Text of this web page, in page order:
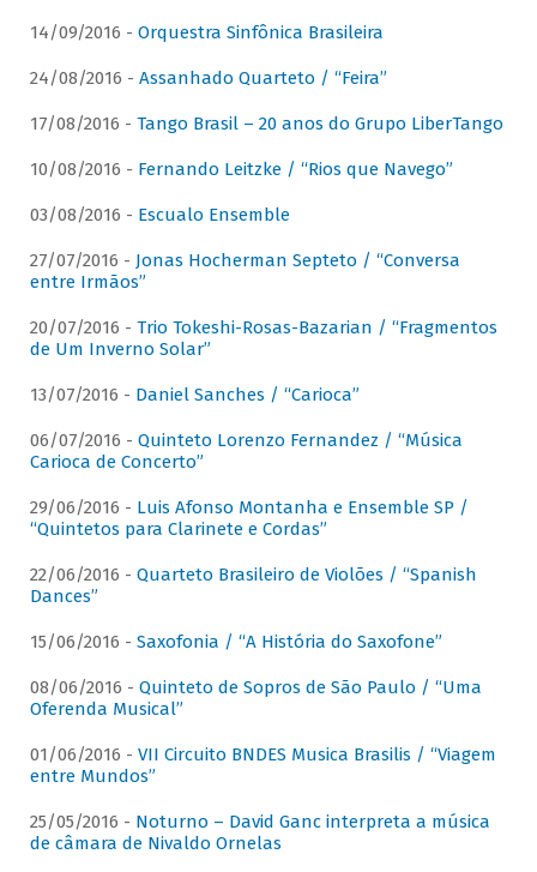
14/09/2016 - Orquestra Sinfônica Brasileira
24/08/2016 - Assanhado Quarteto / “Feira”
17/08/2016 - Tango Brasil – 20 anos do Grupo LiberTango
10/08/2016 - Fernando Leitzke / “Rios que Navego”
03/08/2016 - Escualo Ensemble
27/07/2016 - Jonas Hocherman Septeto / “Conversa
entre Irmãos”
20/07/2016 - Trio Tokeshi-Rosas-Bazarian / “Fragmentos
de Um Inverno Solar”
13/07/2016 - Daniel Sanches / “Carioca”
06/07/2016 - Quinteto Lorenzo Fernandez / “Música
Carioca de Concerto”
29/06/2016 - Luis Afonso Montanha e Ensemble SP /
“Quintetos para Clarinete e Cordas”
22/06/2016 - Quarteto Brasileiro de Violões / “Spanish
Dances”
15/06/2016 - Saxofonia / “A História do Saxofone”
08/06/2016 - Quinteto de Sopros de São Paulo / “Uma
Oferenda Musical”
01/06/2016 - VII Circuito BNDES Musica Brasilis / “Viagem
entre Mundos”
25/05/2016 - Noturno – David Ganc interpreta a música
de câmara de Nivaldo Ornelas